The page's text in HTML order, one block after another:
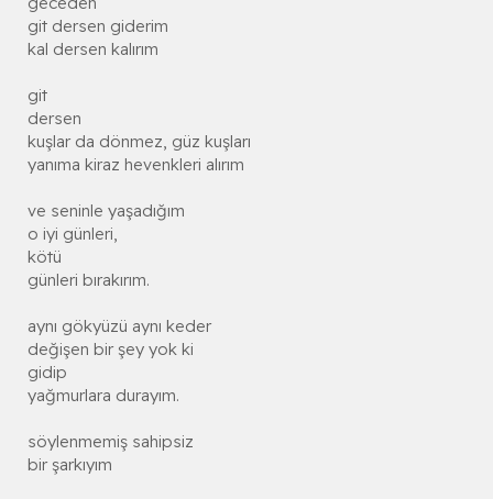
git dersen giderim
kal dersen kalırım
git
dersen
kuşlar da dönmez, güz kuşları
yanıma kiraz hevenkleri alırım
ve seninle yaşadığım
o iyi günleri,
kötü
günleri bırakırım.
aynı gökyüzü aynı keder
değişen bir şey yok ki
gidip
yağmurlara durayım.
söylenmemiş sahipsiz
bir şarkıyım